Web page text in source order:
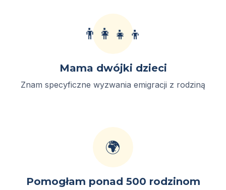
👨‍👩‍👧‍👦
Mama dwójki dzieci
Znam specyficzne wyzwania emigracji z rodziną
🌍
Pomogłam ponad 500 rodzinom